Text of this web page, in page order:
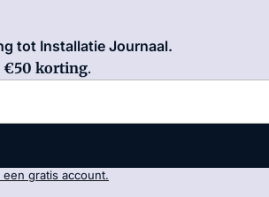
tot Installatie Journaal.
€50 korting.
gratis account.